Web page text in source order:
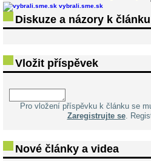
vybrali.sme.sk
Diskuze a názory k článku
Vložit příspěvek
Pro vložení příspěvku k článku se
Zaregistrujte se.
Nové články a videa